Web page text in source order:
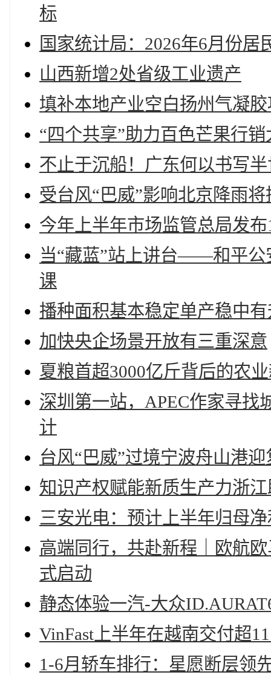
标
国家统计局：2026年6月份居
山西新增2处省级工业遗产
填补本地产业空白扬州气凝
“四个共享”助力百色芒果行
不止于沉船！广东何以书写
受台风“巴威”影响北京降雨
今年上半年市场监管总局发
当“藏蓝”站上讲台——和平公
课
播种面积基本稳定单产稳中
加快央企场景开放有三重深意
夏粮首超3000亿斤背后的农
深圳第一站，APEC作家寻找
计
台风“巴威”过境宁波舟山港
知识产权赋能新质生产力浙
三安光电：预计上半年归母
高端同行，共赴新程｜欧航
式启动
静态体验一汽-大众
VinFast上半年在越南交付超
1-6月轿车排行：星愿断层领